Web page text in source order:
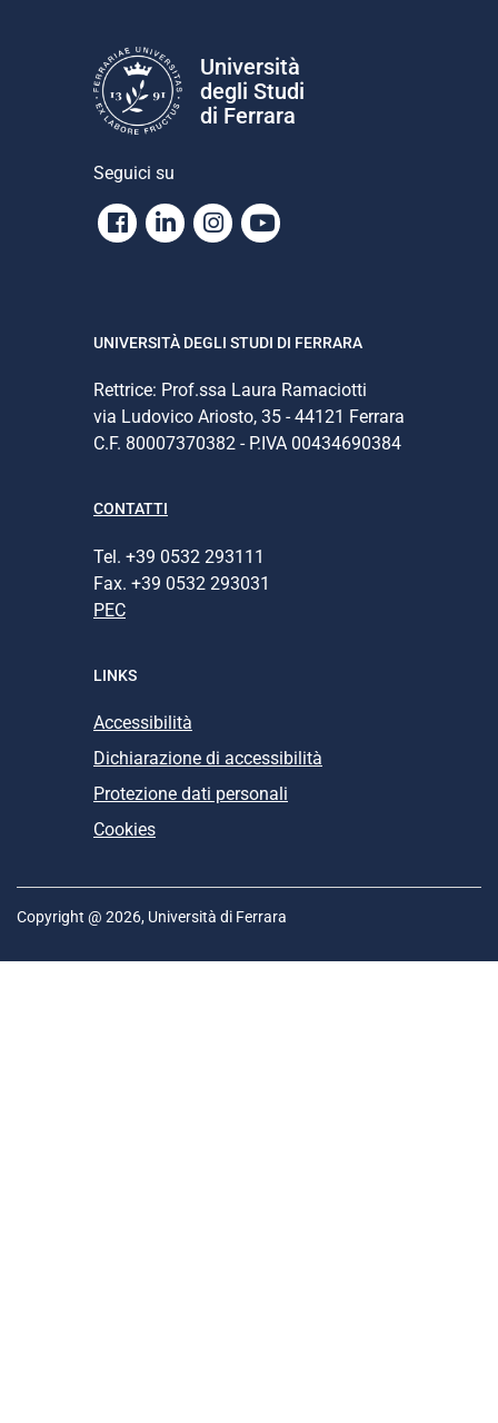
Università
degli Studi
di Ferrara
Seguici su
Facebook
LinkedinInstagram
Youtube
UNIVERSITÀ DEGLI STUDI DI FERRARA
Rettrice: Prof.ssa Laura Ramaciotti
via Ludovico Ariosto, 35 - 44121 Ferrara
C.F. 80007370382 - P.IVA 00434690384
CONTATTI
Tel. +39 0532 293111
Fax. +39 0532 293031
PEC
LINKS
Accessibilità
Dichiarazione di accessibilità
Protezione dati personali
Cookies
Copyright @ 2026, Università di Ferrara